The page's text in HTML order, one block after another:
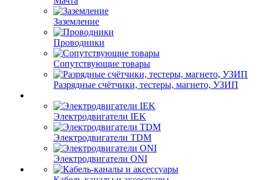
Заземление
Проводники
Сопутствующие товары
Разрядные счётчики, тестеры, магнето, УЗИП
Электродвигатели IEK
Электродвигатели TDM
Электродвигатели ONI